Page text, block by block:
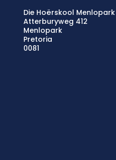
Die Hoërskool Menlopark
Atterburyweg 412
Menlopark
Pretoria
0081